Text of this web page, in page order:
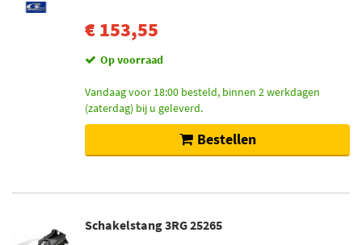
€ 153,55
Op voorraad
Vandaag voor 18:00 besteld, binnen 2 werkdagen
(zaterdag) bij u geleverd.
Bestellen
Schakelstang 3RG 25265